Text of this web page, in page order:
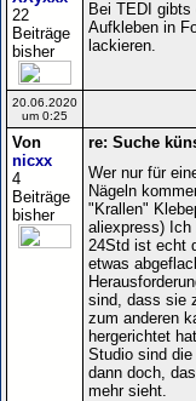
22
Beiträge
bisher
Bei TEDI gibts
Aufkleben in
lackieren.
20.06.2020
um 0:25
Von
nicxx
4
Beiträge
bisher
re: Suche
Wer nur für
Nägeln
"Krallen"
aliexpress) Ich
24Std ist echt
etwas
sind, dass sie
zum anderen
hergerichtet
Studio sind
dann doch,
mehr sieht.